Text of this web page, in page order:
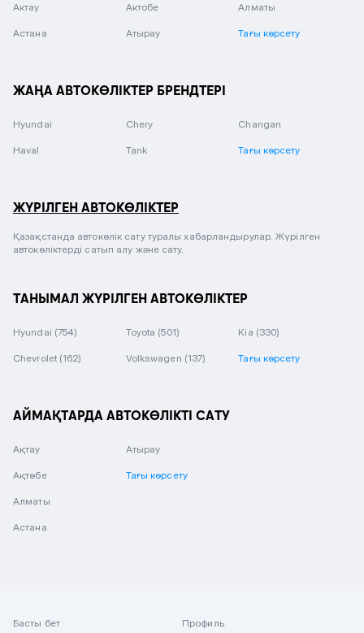
Актау Актобе Алматы
Астана Атырау Тағы көрсету
ЖАҢА АВТОКӨЛІКТЕР БРЕНДТЕРІ
Hyundai Chery Changan
Haval Tank Тағы көрсету
ЖҮРІЛГЕН АВТОКӨЛІКТЕР
Қазақстанда автокөлік сату туралы хабарландырулар. Жүрілген
автокөліктерді сатып алу және сату.
ТАНЫМАЛ ЖҮРІЛГЕН АВТОКӨЛІКТЕР
Hyundai (754) Toyota (501) Kia (330)
Chevrolet (162) Volkswagen (137) Тағы көрсету
АЙМАҚТАРДА АВТОКӨЛІКТІ САТУ
Ақтау
Ақтөбе
Алматы
Астана
Атырау
Тағы көрсету
Басты бет
Профиль